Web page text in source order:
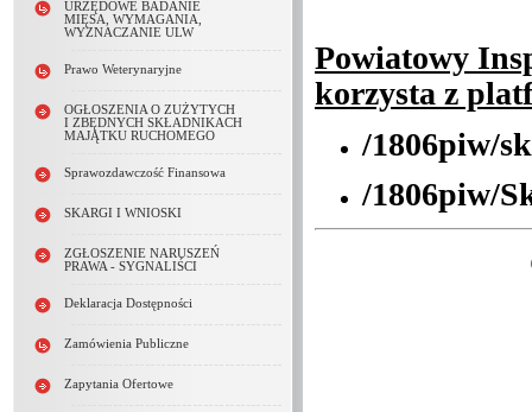
URZĘDOWE BADANIE
MIĘSA, WYMAGANIA,
WYZNACZANIE ULW
Prawo Weterynaryjne
OGŁOSZENIA O ZUŻYTYCH
I ZBĘDNYCH SKŁADNIKACH
MAJĄTKU RUCHOMEGO
Sprawozdawczość Finansowa
SKARGI I WNIOSKI
ZGŁOSZENIE NARUSZEŃ
PRAWA - SYGNALIŚCI
Deklaracja Dostępności
Zamówienia Publiczne
Zapytania Ofertowe
Powiatowy
korzysta z
/1806piw/
/1806piw/